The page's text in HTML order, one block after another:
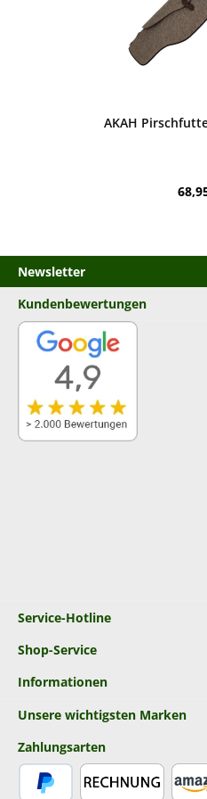
AKAH
Newsletter
Service-Hotline
Shop-Service
Informationen
Unsere wichtigsten Marken
Kundenbewertungen
Zahlungsarten